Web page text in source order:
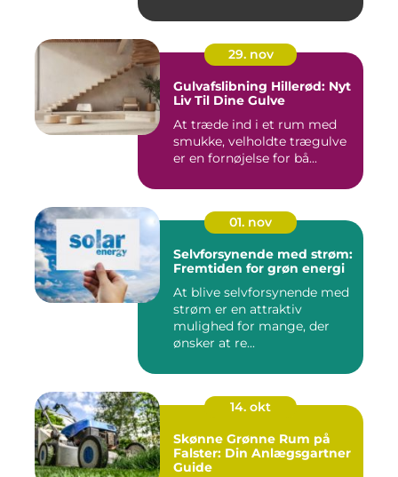
29. nov
Gulvafslibning Hillerød: Nyt
Liv Til Dine Gulve
At træde ind i et rum med
smukke, velholdte trægulve
er en fornøjelse for bå...
01. nov
Selvforsynende med strøm:
Fremtiden for grøn energi
At blive selvforsynende med
strøm er en attraktiv
mulighed for mange, der
ønsker at re...
14. okt
Skønne Grønne Rum på
Falster: Din Anlægsgartner
Guide